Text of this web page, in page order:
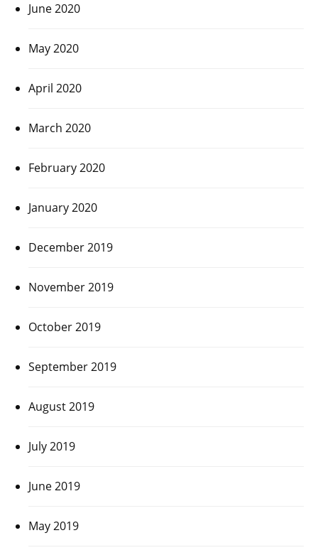
June 2020
May 2020
April 2020
March 2020
February 2020
January 2020
December 2019
November 2019
October 2019
September 2019
August 2019
July 2019
June 2019
May 2019